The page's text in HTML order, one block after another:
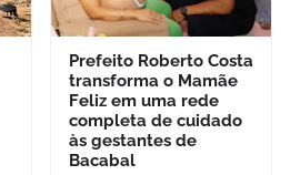
Prefeito Roberto Costa
transforma o Mamãe
Feliz em uma rede
completa de cuidado
às gestantes de
Bacabal